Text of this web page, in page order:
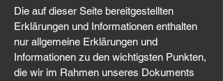
Die auf dieser Seite bereitgestellten
Erklärungen und Informationen enthalten
nur allgemeine Erklärungen und
Informationen zu den wichtigsten Punkten,
die wir im Rahmen unseres Dokuments